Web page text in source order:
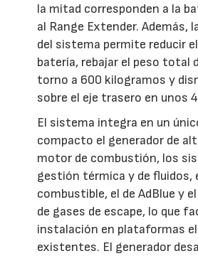
la mitad corresponden a la
al Range Extender. Además,
del sistema permite reducir
batería, rebajar el peso total
torno a 600 kilogramos y
sobre el eje trasero en unos
El sistema integra en un
compacto el generador de
motor de combustión, los
gestión térmica y de fluidos,
combustible, el de AdBlue y
de gases de escape, lo que
instalación en plataformas
existentes. El generador